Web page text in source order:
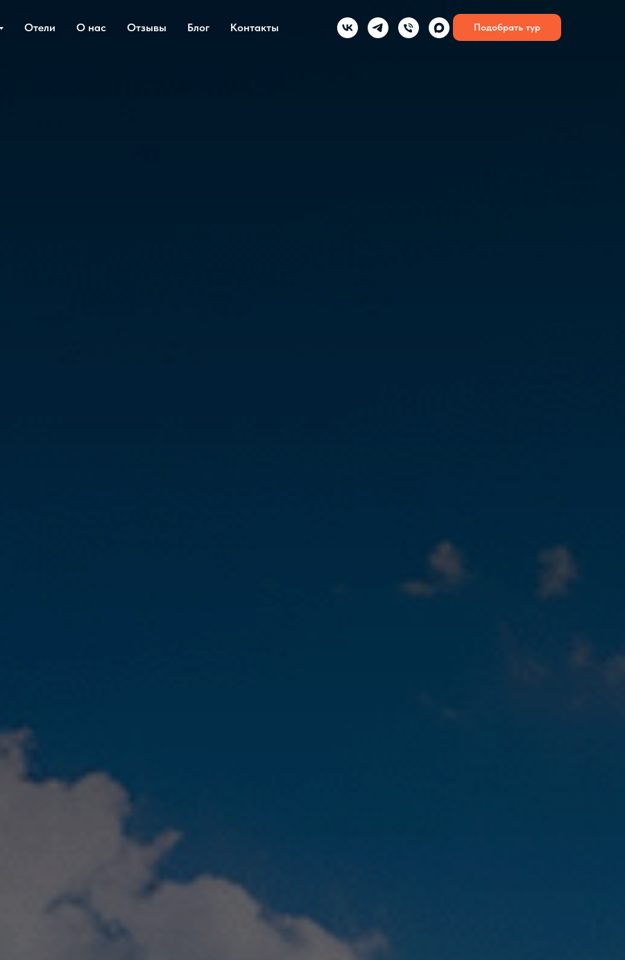
Отели О нас Отзывы Блог Контакты Подобрать тур